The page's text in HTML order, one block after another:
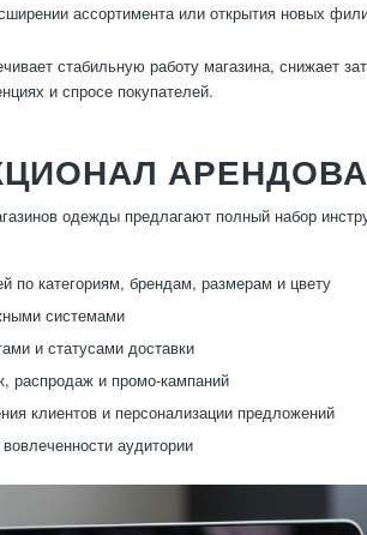
ассортимента или открытия новых
стабильную работу магазина, снижает
и спросе покупателей.
одежды предлагают полный набор
по категориям, брендам, размерам и цвету
системами
и статусами доставки
распродаж и промо-кампаний
клиентов и персонализации предложений
аудитории